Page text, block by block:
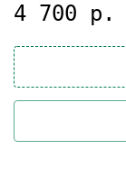
4 700 р.